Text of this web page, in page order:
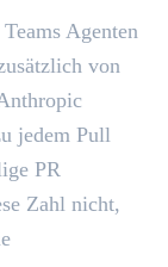
Agenten
von
jedem Pull
PR
Zahl nicht,